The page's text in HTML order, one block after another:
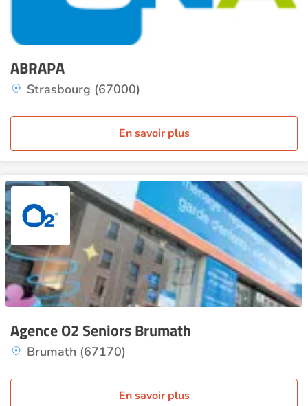
ABRAPA
Strasbourg (67000)
En savoir plus
Agence O2 Seniors Brumath
Brumath (67170)
En savoir plus